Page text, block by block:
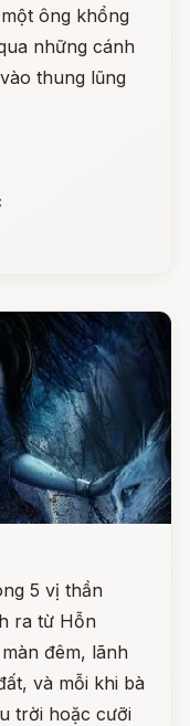
ông khổng
những cánh
thung lũng
5 vị thần
ra từ Hỗn
đêm, lãnh
và mỗi khi bà
trời hoặc cưỡi